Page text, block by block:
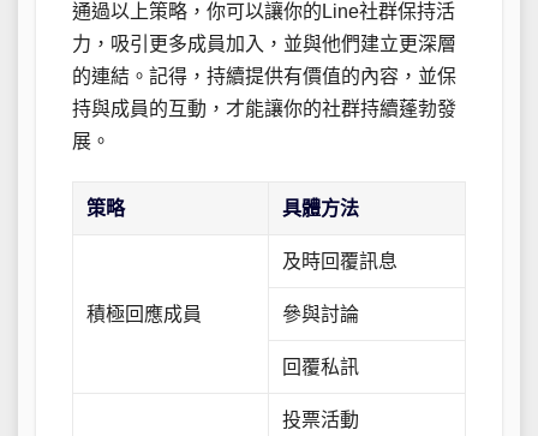
通過以上策略，你可以讓你的Line社群保持活
力，吸引更多成員加入，並與他們建立更深層
的連結。記得，持續提供有價值的內容，並保
持與成員的互動，才能讓你的社群持續蓬勃發
展。
策略 具體方法
積極回應成員
及時回覆訊息
參與討論
回覆私訊
投票活動